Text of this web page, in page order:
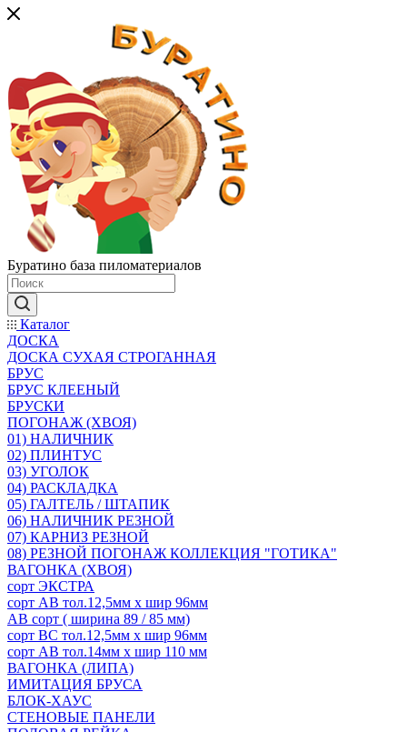
Буратино база пиломатериалов
Каталог
ДОСКА
ДОСКА СУХАЯ СТРОГАННАЯ
БРУС
БРУС КЛЕЕНЫЙ
БРУСКИ
ПОГОНАЖ (ХВОЯ)
01) НАЛИЧНИК
02) ПЛИНТУС
03) УГОЛОК
04) РАСКЛАДКА
05) ГАЛТЕЛЬ / ШТАПИК
06) НАЛИЧНИК РЕЗНОЙ
07) КАРНИЗ РЕЗНОЙ
08) РЕЗНОЙ ПОГОНАЖ КОЛЛЕКЦИЯ "ГОТИКА"
ВАГОНКА (ХВОЯ)
сорт ЭКСТРА
сорт АВ тол.12,5мм х шир 96мм
АВ сорт ( ширина 89 / 85 мм)
сорт ВС тол.12,5мм х шир 96мм
сорт АВ тол.14мм х шир 110 мм
ВАГОНКА (ЛИПА)
ИМИТАЦИЯ БРУСА
БЛОК-ХАУС
СТЕНОВЫЕ ПАНЕЛИ